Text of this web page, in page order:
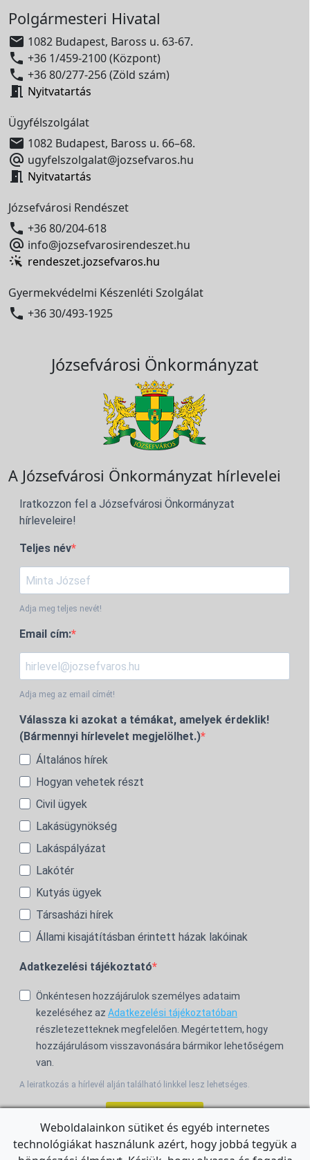
Polgármesteri Hivatal
 1082 Budapest, Baross u. 63-67.
 +36 1/459-2100 (Központ)
 +36 80/277-256 (Zöld szám)
 Nyitvatartás
Ügyfélszolgálat
 1082 Budapest, Baross u. 66–68.
 ugyfelszolgalat@jozsefvaros.hu
 Nyitvatartás
Józsefvárosi Rendészet
 +36 80/204-618
 info@jozsefvarosirendeszet.hu
rendeszet.jozsefvaros.hu
Gyermekvédelmi Készenléti Szolgálat
 +36 30/493-1925
Józsefvárosi Önkormányzat
A Józsefvárosi Önkormányzat hírlevelei
Iratkozzon fel a Józsefvárosi Önkormányzat
hírleveleire!
Teljes név
Adja meg teljes nevét!
Email cím:
Adja meg az email címét!
Válassza ki azokat a témákat, amelyek érdeklik!
(Bármennyi hírlevelet megjelölhet.)
Általános hírek
Hogyan vehetek részt
Civil ügyek
Lakásügynökség
Lakáspályázat
Lakótér
Kutyás ügyek
Társasházi hírek
Állami kisajátításban érintett házak lakóinak
Adatkezelési tájékoztató
Önkéntesen hozzájárulok személyes adataim
kezeléséhez az Adatkezelési tájékoztatóban
részletezetteknek megfelelően. Megértettem, hogy
hozzájárulásom visszavonására bármikor lehetőségem
van.
A leiratkozás a hírlevél alján található linkkel lesz lehetséges.
For the English Newsletter, clickHERE.
Weboldalainkon sütiket és egyéb internetes
technológiákat használunk azért, hogy jobbá tegyük a